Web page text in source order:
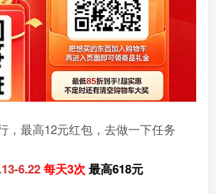
，最高12元红包，去做一下任务
6.22每天3次 最高618元